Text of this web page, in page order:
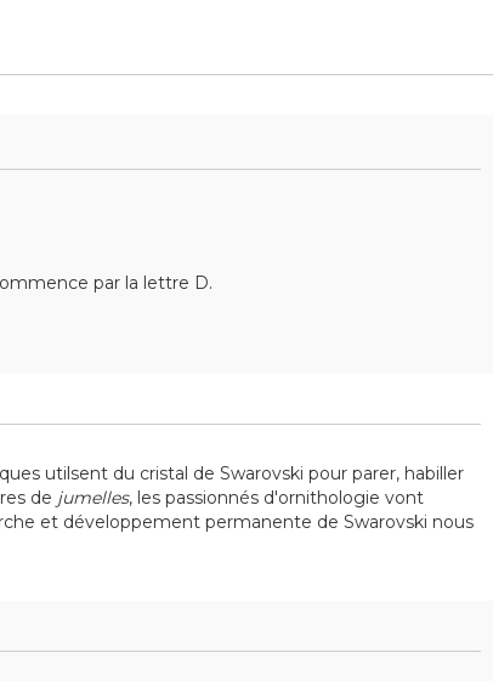
par la lettre D.
utilsent du cristal de Swarovski pour parer, habiller
de jumelles, les passionnés d'ornithologie vont
et développement permanente de Swarovski nous